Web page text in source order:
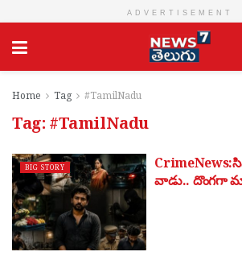
ADVERTISEMENT
Home Tag #TamilNadu
Tag: #TamilNadu
BIG STORY
వాడు.. దొంగగా